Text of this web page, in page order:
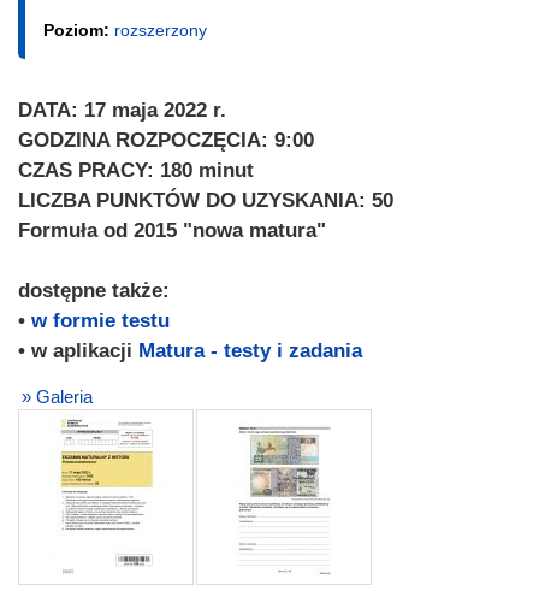
Poziom: rozszerzony
DATA: 17 maja 2022 r.
GODZINA ROZPOCZĘCIA: 9:00
CZAS PRACY: 180 minut
LICZBA PUNKTÓW DO UZYSKANIA: 50
Formuła od 2015 "nowa matura"
dostępne także:
• w formie testu
• w aplikacji Matura - testy i zadania
» Galeria